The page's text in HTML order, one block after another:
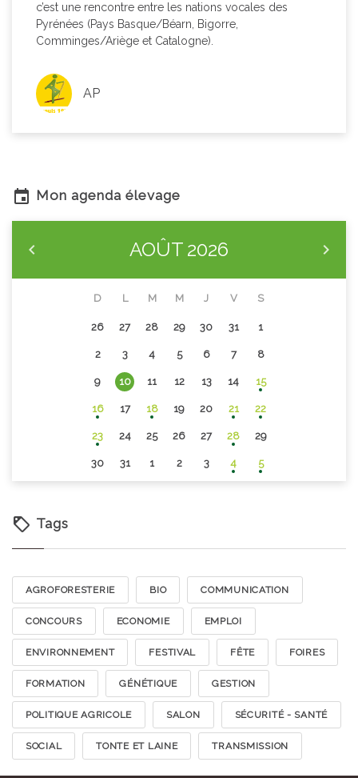
c’est une rencontre entre les nations vocales des
Pyrénées (Pays Basque/Béarn, Bigorre,
Comminges/Ariège et Catalogne).
AP
Mon agenda élevage
AOÛT 2026
D L M M J V S
26 27 28 29 30 31 1
2 3 4 5 6 7 8
9 10 11 12 13 14 15
16 17 18 19 20 21 22
23 24 25 26 27 28 29
30 31 1 2 3 4 5
Tags
AGROFORESTERIE BIO COMMUNICATION
CONCOURS ECONOMIE EMPLOI
ENVIRONNEMENT FESTIVAL FÊTE FOIRES
FORMATION GÉNÉTIQUE GESTION
POLITIQUE AGRICOLE SALON SÉCURITÉ - SANTÉ
SOCIAL TONTE ET LAINE TRANSMISSION